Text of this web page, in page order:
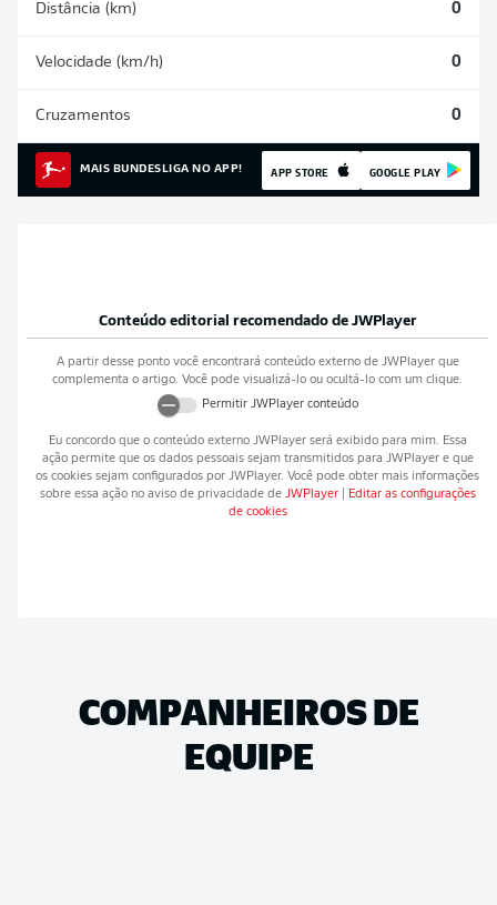
Distância (km) 0
Velocidade (km/h) 0
Cruzamentos 0
MAIS BUNDESLIGA NO APP! APP STORE GOOGLE PLAY
Conteúdo editorial recomendado de JWPlayer
A partir desse ponto você encontrará conteúdo externo de JWPlayerque
complementa o artigo. Você pode visualizá-lo ou ocultá-lo com um clique.
Permitir JWPlayerconteúdo
Eu concordo que o conteúdo externo JWPlayerserá exibido para mim. Essa
ação permite que os dados pessoais sejam transmitidos para JWPlayere que
os cookies sejam configurados por JWPlayer. Você pode obter mais informações
sobre essa ação no aviso de privacidade de JWPlayer
Editar as configurações
de cookies
COMPANHEIROS DE
EQUIPE